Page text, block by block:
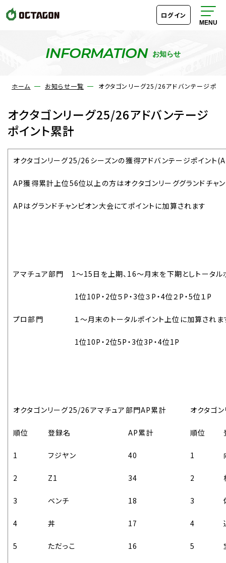
ログイン
INFORMATION お知らせ
ホーム お知らせ一覧 オクタゴンリーグ25/26アドバンテージポイ
オクタゴンリーグ25/26アドバンテージ
ポイント累計
オクタゴンリーグ25/26シーズンの獲得アドバンテージポイント
AP獲得累計上位56位以上の方はオクタゴンリーググランドチャ
APはグランドチャンピオン大会にてポイントに加算されます
アマチュア部門 1～15日を上期、16～月末を下期としトータル
1位10P・2位５P・3位３P・4位２P・5位１P
プロ部門 １～月末のトータルポイント上位に加算されま
1位10P・2位5P・3位3P・4位1P
オクタゴンリーグ25/26アマチュア部門AP累計 オクタゴ
順位 登録名 AP累計 順位
1 フジヤン 40 1
2 Z1 34 2
3 ベンチ 18 3
4 丼 17 4
5 ただっこ 16 5